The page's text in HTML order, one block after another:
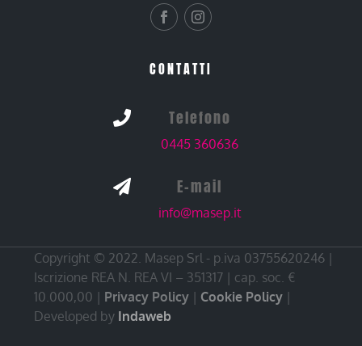
CONTATTI
 Telefono
0445 360636
 E-mail
info@masep.it
Copyright © 2022. Masep Srl - p.iva 03755620246 |
Iscrizione REA N. REA VI – 351317 | cap. soc. €
10.000,00 | Privacy Policy | Cookie Policy |
Developed by Indaweb